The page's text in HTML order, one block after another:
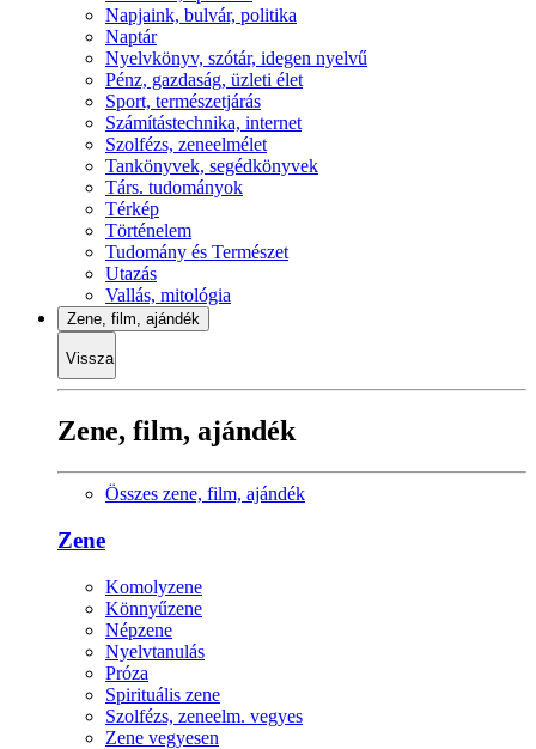
Napjaink, bulvár, politika
Naptár
Nyelvkönyv, szótár, idegen nyelvű
Pénz, gazdaság, üzleti élet
Sport, természetjárás
Számítástechnika, internet
Szolfézs, zeneelmélet
Tankönyvek, segédkönyvek
Társ. tudományok
Térkép
Történelem
Tudomány és Természet
Utazás
Vallás, mitológia
Zene, film, ajándék
Vissza
Zene, film, ajándék
Összes zene, film, ajándék
Zene
Komolyzene
Könnyűzene
Népzene
Nyelvtanulás
Próza
Spirituális zene
Szolfézs, zeneelm. vegyes
Zene vegyesen